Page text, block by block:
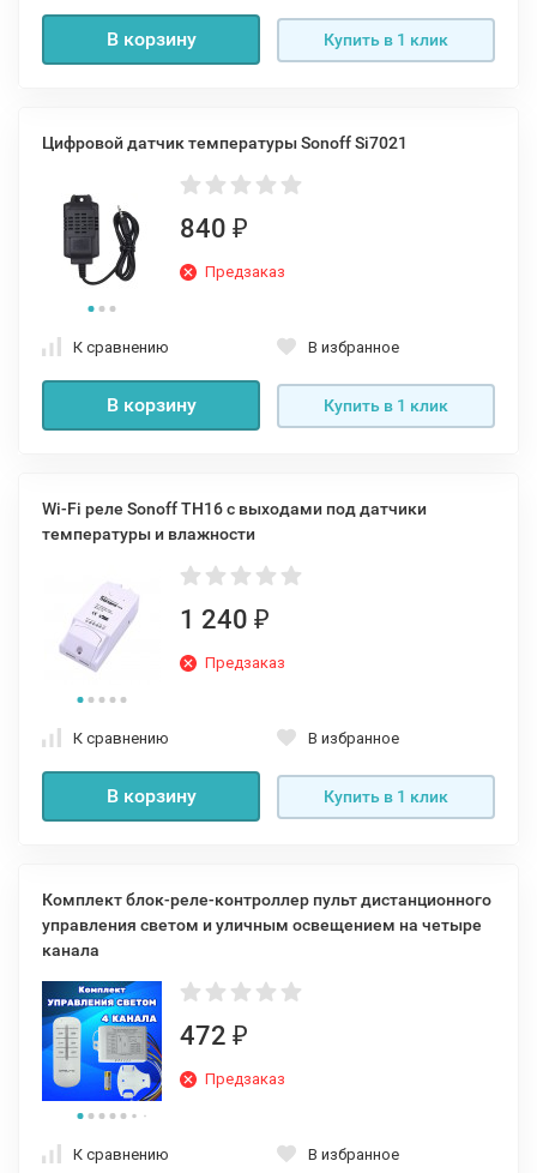
В корзину Купить в 1 клик
Цифровой датчик температуры Sonoff Si7021
840 ₽
Предзаказ
К сравнению В избранное
В корзину Купить в 1 клик
Wi-Fi реле Sonoff TH16 c выходами под датчики
температуры и влажности
1 240 ₽
Предзаказ
К сравнению В избранное
В корзину Купить в 1 клик
Комплект блок-реле-контроллер пульт дистанционного
управления светом и уличным освещением на четыре
канала
472 ₽
Предзаказ
К сравнению В избранное